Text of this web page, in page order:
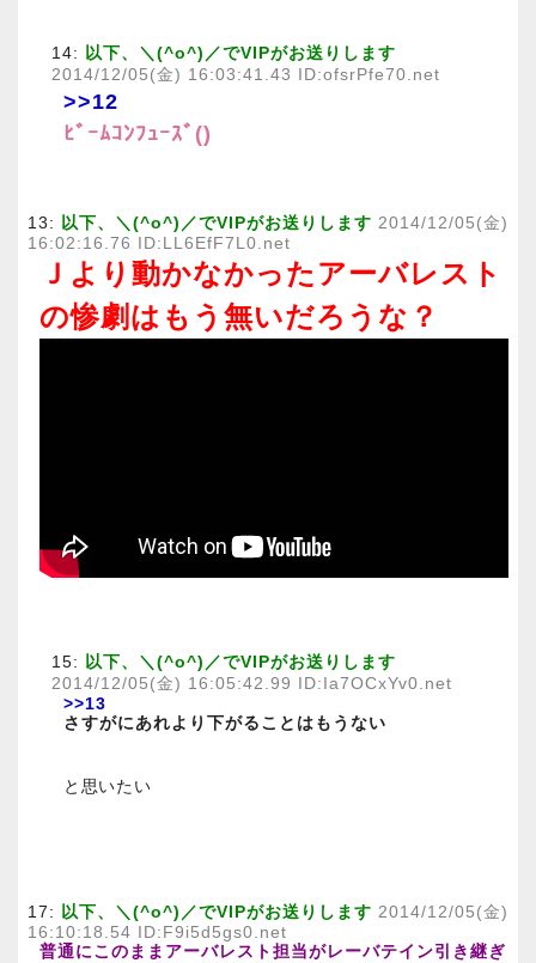
14: 以下、＼(^o^)／でVIPがお送りします
2014/12/05(金) 16:03:41.43 ID:ofsrPfe70.net
>>12
ﾋﾞｰﾑｺﾝﾌｭｰｽﾞ()
13: 以下、＼(^o^)／でVIPがお送りします 2014/12/05(金)
16:02:16.76 ID:LL6EfF7L0.net
Ｊより動かなかったアーバレスト
の惨劇はもう無いだろうな？
15: 以下、＼(^o^)／でVIPがお送りします
2014/12/05(金) 16:05:42.99 ID:Ia7OCxYv0.net
>>13
さすがにあれより下がることはもうない
と思いたい
17: 以下、＼(^o^)／でVIPがお送りします 2014/12/05(金)
16:10:18.54 ID:F9i5d5gs0.net
普通にこのままアーバレスト担当がレーバテイン引き継ぎ